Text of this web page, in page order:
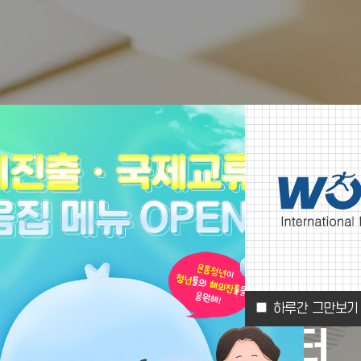
한경국립대학교
업처 취업지원센터
하루간 그만보기